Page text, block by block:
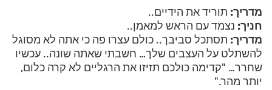
מדריך: תוריד את הידיים..
חניך: נצמד עם הראש למאמן..
מדריך: תסתכל סביבך.. כולם עצרו פה כי אתה לא מסוגל
להשתלט על העצבים שלך… חשבתי שאתה שונה.. עכשיו
שחרר… "קדימה כולכם תזיזו את הרגליים לא קרה כלום,
יותר מהר."